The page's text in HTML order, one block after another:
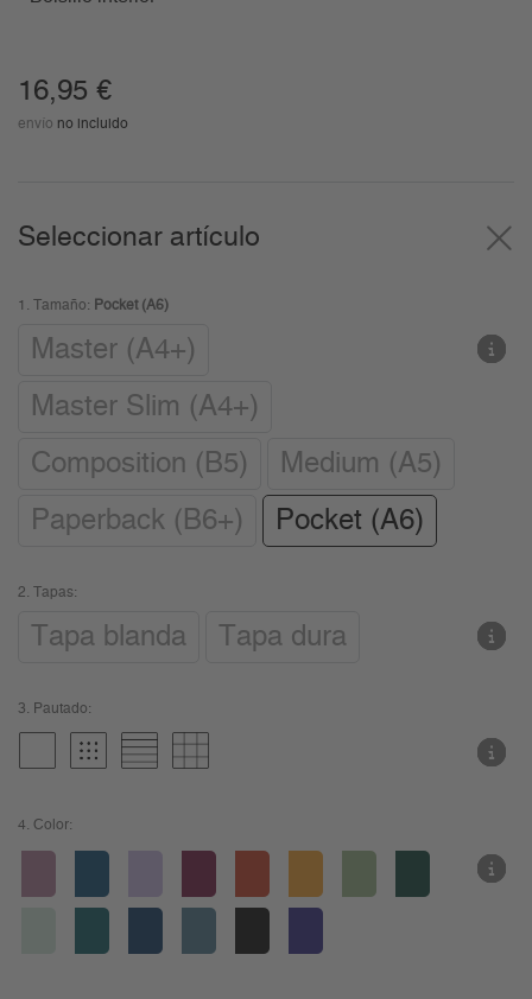
16,95 €
envío no incluido
Seleccionar artículo
1. Tamaño: Pocket (A6)
Master (A4+)
Master Slim (A4+)
Composition (B5)
Medium (A5)
Paperback (B6+)
Pocket (A6)
2. Tapas:
Tapa blanda Tapa dura
3. Pautado:
4. Color: